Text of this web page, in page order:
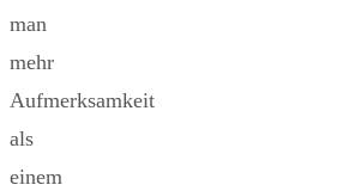
man
mehr
Aufmerksamkeit
als
einem